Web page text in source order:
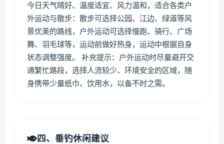
今日天气晴好、温度适宜、风力温和，适合各类户
外运动与散步：散步可选择公园、江边、绿道等风
景优美的路线，户外运动可选择慢跑、骑行、广场
舞、羽毛球等，运动前做好热身，运动中根据自身
状态调整强度。 补充提示：户外运动时尽量避开交
通繁忙路段，选择人流较少、环境安全的区域，随
身携带少量纸巾、饮用水，以备不时之需。
四、垂钓休闲建议